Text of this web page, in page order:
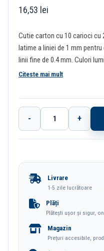
16,53 lei
Cutie carton cu 10 carioci cu
latime a liniei de 1 mm
linii fine de 0.4 mm. Culori
Potrivite pentru rigle si
confort sporit la utilizare.
Citeste mai mult
Cantitate
Carioci
Culori
Capete
(Carioca+Liner)
Eberhard
Faber
- +
Livrare
1-5 zile lucrătoare
Plăți
Plătești ușor și sigur,
Magazin
Prețuri accesibile,